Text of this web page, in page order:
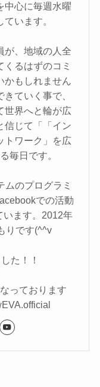
中心に毎週水曜
います。
が、地域の人全
くるはずのコミ
かもしれません
ていく事で、
世界へと輪が広
信じて「「イン
トワーク」を広
毎日です。
ムのプログラミ
での活動
います。2012年
りです(^^v
た！！
っております